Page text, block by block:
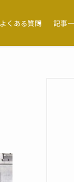
よくある質問 記事